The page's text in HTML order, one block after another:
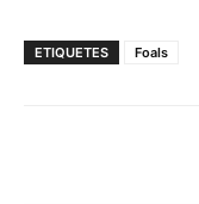
ETIQUETES Foals